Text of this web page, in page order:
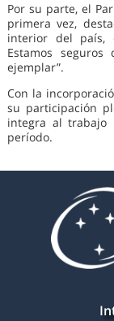
Por su parte, el
primera vez,
interior del país,
Estamos
ejemplar”.
Con la
su participación
integra al trabajo
período.